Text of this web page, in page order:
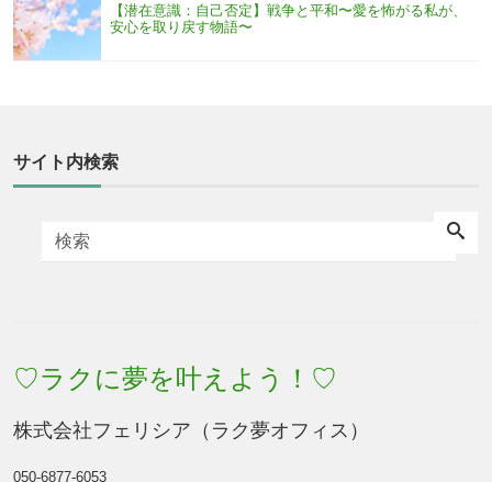
【潜在意識：自己否定】戦争と平和〜愛を怖がる私が、
安心を取り戻す物語〜
サイト内検索
♡ラクに夢を叶えよう！♡
株式会社フェリシア（ラク夢オフィス）
050-6877-6053